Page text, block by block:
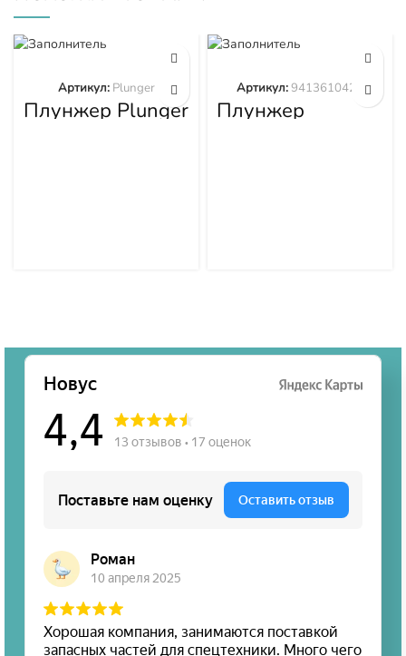
Плунжер Plunger
Артикул: Plunger
Плунжер
9413610423
Артикул:9413610423